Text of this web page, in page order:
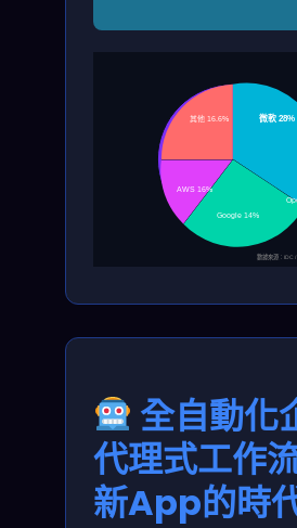
微軟 28%
Google 14%
AWS 16%
其他 16.6%
數據來源：IDC
全自動化
代理式工作
新App的時